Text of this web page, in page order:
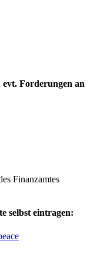
evt. Forderungen an
Finanzamtes
selbst eintragen: